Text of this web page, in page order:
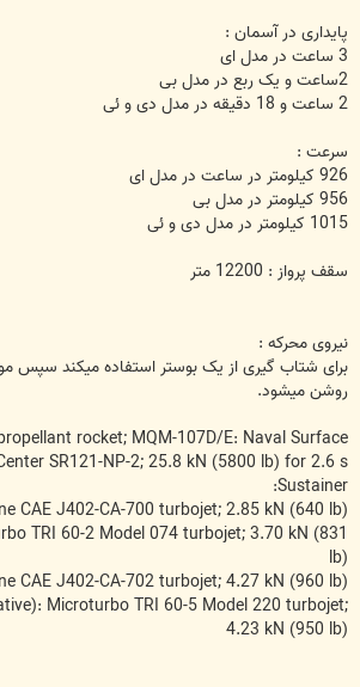
پایداری در آسمان :
3 ساعت در مدل ای
2ساعت و یک ربع در مدل بی
2 ساعت و 18 دقیقه در مدل دی و ئی
سرعت :
926 کیلومتر در ساعت در مدل ای
956 کیلومتر در مدل بی
1015 کیلومتر در مدل دی و ئی
سقف پرواز : 12200 متر
نیروی محرکه :
برای شتاب گیری از یک بوستر استفاده میکند سپس
روشن میشود.
rocket; MQM-107D/E: Naval Surface
SR121-NP-2; 25.8 kN (5800 lb) for 2.6 s
Sustainer:
CAE J402-CA-700 turbojet; 2.85 kN (640 lb)
TRI 60-2 Model 074 turbojet; 3.70 kN (831
lb)
CAE J402-CA-702 turbojet; 4.27 kN (960 lb)
Microturbo TRI 60-5 Model 220 turbojet;
4.23 kN (950 lb)